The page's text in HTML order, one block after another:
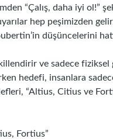
“Çalış, daha iyi ol!”
hep peşimizden
düşüncelerini
ve sadece fiziksel
hedefi, insanlara
“Altius, Citius ve
Fortius”